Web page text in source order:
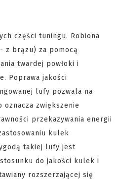
części tuningu. Robiona
z brązu) za pomocą
twardej powłoki i
Poprawa jakości
lufy pozwala na
zwiększenie
przekazywania energii
kulek
takiej lufy jest
do jakości kulek i
rozszerzającej się